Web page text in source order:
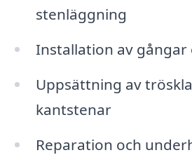
stenläggning
Installation av gångar
Uppsättning av
kantstenar
Reparation och